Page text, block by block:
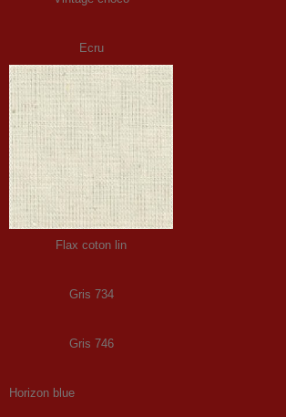
Ecru
Flax coton lin
Gris 734
Gris 746
Horizon blue